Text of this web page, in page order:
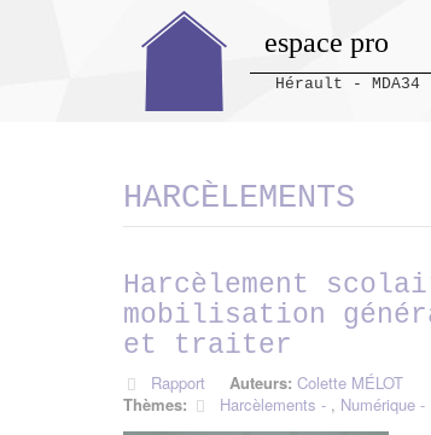
espace pro
Hérault - MDA34
HARCÈLEMENTS
Harcèlement
mobilisation
et traiter
Rapport Auteurs: Colette MÉLOT
Thèmes:
Harcèlements , Numérique